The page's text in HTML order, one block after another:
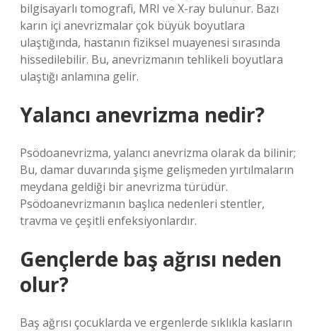
bilgisayarlı tomografi, MRI ve X-ray bulunur. Bazı
karın içi anevrizmalar çok büyük boyutlara
ulaştığında, hastanın fiziksel muayenesi sırasında
hissedilebilir. Bu, anevrizmanın tehlikeli boyutlara
ulaştığı anlamına gelir.
Yalancı anevrizma nedir?
Psödoanevrizma, yalancı anevrizma olarak da bilinir;
Bu, damar duvarında şişme gelişmeden yırtılmaların
meydana geldiği bir anevrizma türüdür.
Psödoanevrizmanın başlıca nedenleri stentler,
travma ve çeşitli enfeksiyonlardır.
Gençlerde baş ağrısı neden
olur?
Baş ağrısı çocuklarda ve ergenlerde sıklıkla kasların